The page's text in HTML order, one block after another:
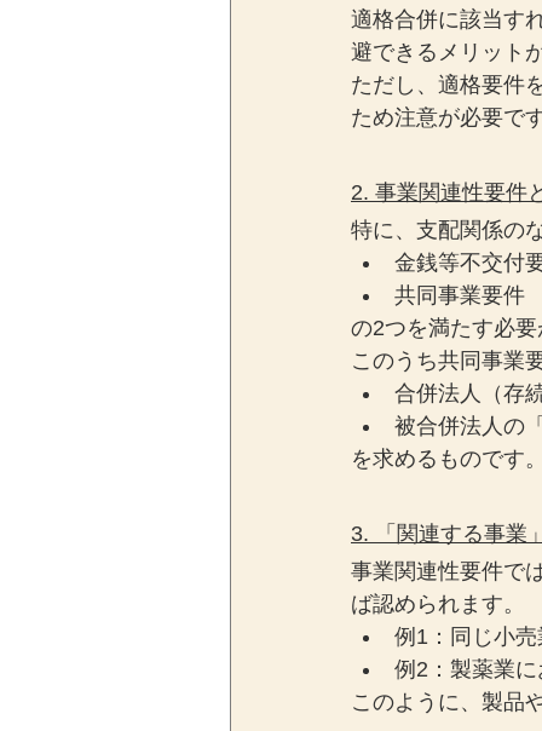
適格合併に該当す
避できるメリット
ただし、適格要件
ため注意が必要で
2. 事業関連性要件
特に、支配関係の
金銭等不交付
共同事業要件
の2つを満たす必
このうち共同事業
合併法人（存
被合併法人の
を求めるものです
3. 「関連する事業
事業関連性要件で
ば認められます。
例1：同じ小
例2：製薬業
このように、製品